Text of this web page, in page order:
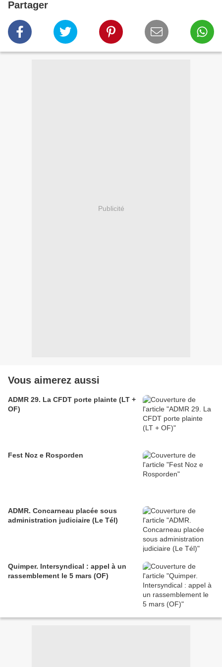
Partager
Publicité
Vous aimerez aussi
ADMR 29. La CFDT porte plainte (LT +
OF)
Fest Noz e Rosporden
ADMR. Concarneau placée sous
administration judiciaire (Le Tél)
Quimper. Intersyndical : appel à un
rassemblement le 5 mars (OF)